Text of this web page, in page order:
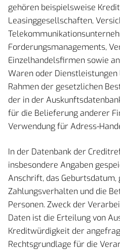
gehören beispielsweise
Leasinggesellschaften,
Forderungsmanagements,
Einzelhandelsfirmen sowie
Waren oder
Rahmen der gesetzlichen
der in der
für die Belieferung anderer
Verwendung für Adress-
In der Datenbank der
insbesondere Angaben
Anschrift, das Geburtsdatum,
Zahlungsverhalten und die
Personen. Zweck der
Daten ist die Erteilung von
Kreditwürdigkeit der
Rechtsgrundlage für die